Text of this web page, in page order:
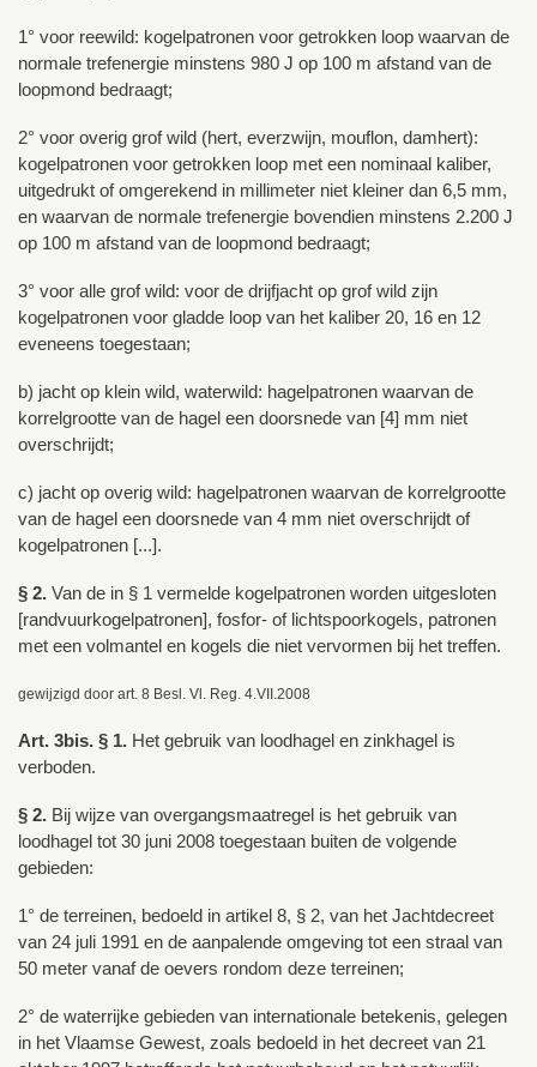
1° voor reewild: kogelpatronen voor getrokken loop waarvan de
normale trefenergie minstens 980 J op 100 m afstand van de
loopmond bedraagt;
2° voor overig grof wild (hert, everzwijn, mouflon, damhert):
kogelpatronen voor getrokken loop met een nominaal kaliber,
uitgedrukt of omgerekend in millimeter niet kleiner dan 6,5 mm,
en waarvan de normale trefenergie bovendien minstens 2.200 J
op 100 m afstand van de loopmond bedraagt;
3° voor alle grof wild: voor de drijfjacht op grof wild zijn
kogelpatronen voor gladde loop van het kaliber 20, 16 en 12
eveneens toegestaan;
b) jacht op klein wild, waterwild: hagelpatronen waarvan de
korrelgrootte van de hagel een doorsnede van [4] mm niet
overschrijdt;
c) jacht op overig wild: hagelpatronen waarvan de korrelgrootte
van de hagel een doorsnede van 4 mm niet overschrijdt of
kogelpatronen [...].
§ 2. Van de in § 1 vermelde kogelpatronen worden uitgesloten
[randvuurkogelpatronen], fosfor- of lichtspoorkogels, patronen
met een volmantel en kogels die niet vervormen bij het treffen.
gewijzigd door art. 8 Besl. Vl. Reg. 4.VII.2008
Art. 3bis. § 1. Het gebruik van loodhagel en zinkhagel is
verboden.
§ 2. Bij wijze van overgangsmaatregel is het gebruik van
loodhagel tot 30 juni 2008 toegestaan buiten de volgende
gebieden:
1° de terreinen, bedoeld in artikel 8, § 2, van het Jachtdecreet
van 24 juli 1991 en de aanpalende omgeving tot een straal van
50 meter vanaf de oevers rondom deze terreinen;
2° de waterrijke gebieden van internationale betekenis, gelegen
in het Vlaamse Gewest, zoals bedoeld in het decreet van 21